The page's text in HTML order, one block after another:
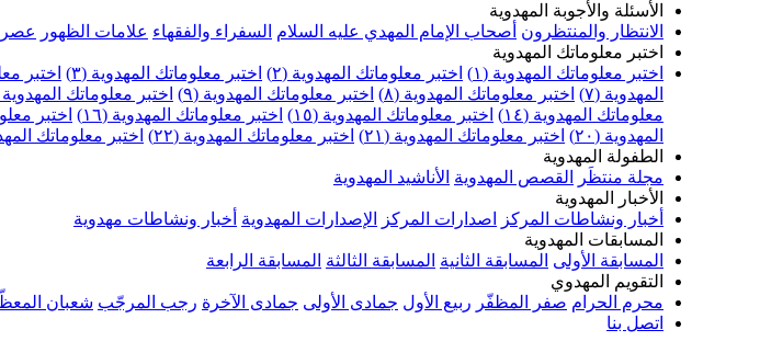
الأسئلة والأجوبة المهدوية
الانتظار والمنتظرون أصحاب الإمام المهدي عليه السلام السفراء والفقهاء علامات الظهور عصر
اختبر معلوماتك المهدوية
اختبر معلوماتك المهدوية (١)
اختبر معلوماتك المهدوية (٢) اختبر معلوماتك المهدوية (٣) اختبر
المهدوية (٧)
اختبر معلوماتك المهدوية (٨) اختبر معلوماتك المهدوية (٩) اختبر معلوماتك المهدوية
معلوماتك المهدوية (١٤)
اختبر معلوماتك المهدوية (١٥) اختبر معلوماتك المهدوية (١٦) اختبر
المهدوية (٢٠)
اختبر معلوماتك المهدوية (٢١) اختبر معلوماتك المهدوية (٢٢) اختبر معلوماتك
الطفولة المهدوية
مجلة منتظَر
القصص المهدوية الأناشيد المهدوية
الأخبار المهدوية
أخبار ونشاطات المركز
اصدارات المركز الإصدارات المهدوية أخبار ونشاطات مهدوية
المسابقات المهدوية
المسابقة الأولى المسابقة الثانية المسابقة الثالثة المسابقة الرابعة
التقويم المهدوي
محرم الحرام صفر المظفّر ربيع الأول جمادى الأولى جمادى الآخرة رجب المرجّب شعبان
اتصل بنا